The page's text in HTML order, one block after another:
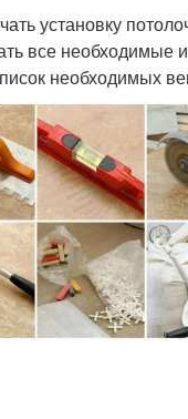
установку
все необходимые
необходимых